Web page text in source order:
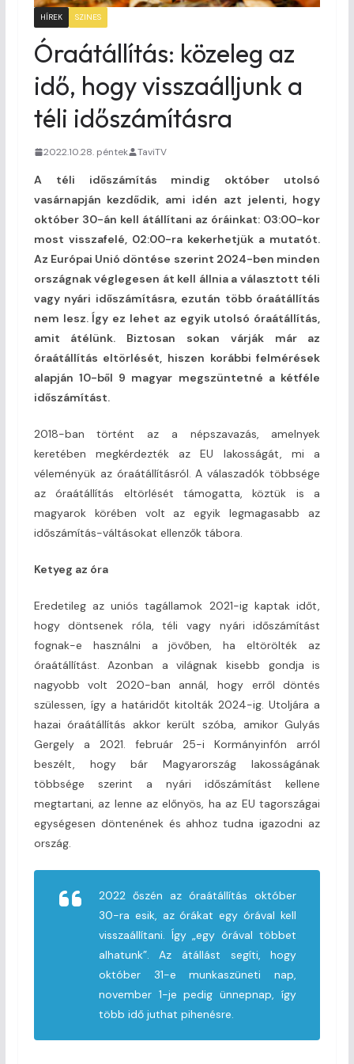
HÍREK SZINES
Óraátállítás: közeleg az
idő, hogy visszaálljunk a
téli időszámításra
2022.10.28. péntek TaviTV
A téli időszámítás mindig október utolsó
vasárnapján kezdődik, ami idén azt jelenti, hogy
október 30-án kell átállítani az óráinkat: 03:00-kor
most visszafelé, 02:00-ra kekerhetjük a mutatót.
Az Európai Unió döntése szerint 2024-ben minden
országnak véglegesen át kell állnia a választott téli
vagy nyári időszámításra, ezután több óraátállítás
nem lesz. Így ez lehet az egyik utolsó óraátállítás,
amit átélünk. Biztosan sokan várják már az
óraátállítás eltörlését, hiszen korábbi felmérések
alapján 10-ből 9 magyar megszüntetné a kétféle
időszámítást.
2018-ban történt az a népszavazás, amelnyek
keretében megkérdezték az EU lakosságát, mi a
véleményük az óraátállításról. A válaszadók többsége
az óraátállítás eltörlését támogatta, köztük is a
magyarok körében volt az egyik legmagasabb az
időszámítás-váltásokat ellenzők tábora.
Ketyeg az óra
Eredetileg az uniós tagállamok 2021-ig kaptak időt,
hogy döntsenek róla, téli vagy nyári időszámítást
fognak-e használni a jövőben, ha eltörölték az
óraátállítást. Azonban a világnak kisebb gondja is
nagyobb volt 2020-ban annál, hogy erről döntés
szülessen, így a határidőt kitolták 2024-ig. Utoljára a
hazai óraátállítás akkor került szóba, amikor Gulyás
Gergely a 2021. február 25-i Kormányinfón arról
beszélt, hogy bár Magyarország lakosságának
többsége szerint a nyári időszámítást kellene
megtartani, az lenne az előnyös, ha az EU tagországai
egységesen döntenének és ahhoz tudna igazodni az
ország.
2022 őszén az óraátállítás október
30-ra esik, az órákat egy órával kell
visszaállítani. Így „egy órával többet
alhatunk”. Az átállást segíti, hogy
október 31-e munkaszüneti nap,
november 1-je pedig ünnepnap, így
több idő juthat pihenésre.